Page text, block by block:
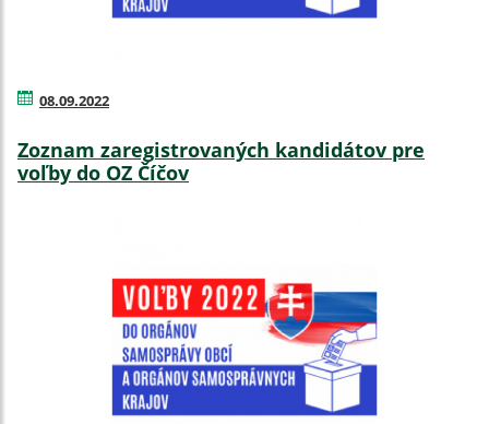
08.09.2022
Zoznam zaregistrovaných kandidátov pre
voľby do OZ Číčov